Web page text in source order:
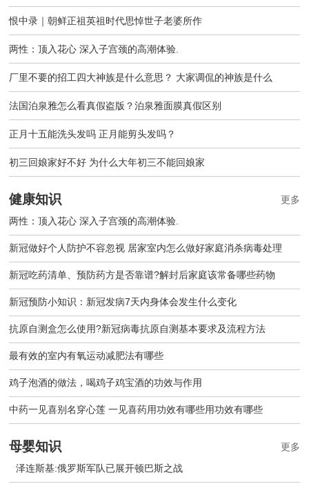
恨中录｜朝鲜正祖英祖时代思悼世子老婆所作
两性：顶入花心 深入子宫颈的高潮体验.
厂里不要的招工四大神族是什么意思？ 大家调侃的神族是什么
法国泊泉雅怎么看真假盗版？泊泉雅面膜真假区别
正月十五能洗头发吗 正月能剪头发吗？
初三回娘家好不好 为什么大年初三不能回娘家
健康知识
两性：顶入花心 深入子宫颈的高潮体验.
新冠做好个人防护不容忽视 居家室内怎么做好家庭消杀病毒处理
新冠吃药清单、预防药方是否靠谱?解封后家庭该常备哪些药物
新冠预防小知识：新冠发病7天内身体会发生什么变化
抗原自测盒怎么使用?新冠病毒抗原自测基本要求及流程方法
最有效的室内有氧运动减肥法有哪些
鸡子泡酒的做法，喝鸡子鸡宝酒的功效与作用
中药一见喜别名穿心莲 一见喜药用功效有哪些用功效有哪些
更多
母婴知识
泽连斯基:俄罗斯军队已展开顿巴斯之战
更多